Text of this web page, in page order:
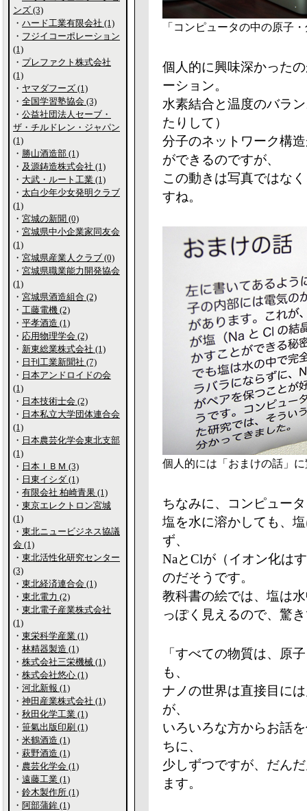
「コンピュータの中の原子
個人的に興味深かった
ーション。
水素結合と温度のバラ
たりして）
分子のネットワーク構
ができるのですが、
この動きは写真ではな
すね。
個人的には「おまけの話」
ちなみに、コンピュー
塩を水に溶かしても、
ず、
NaとClが（イオン化は
のだそうです。
教科書の絵では、塩は
っぽく見えるので、驚
「すべての物質は、原
も、
ナノの世界は直接目に
が、
いろいろな方からお話
ちに、
少しずつですが、だん
ます。
ンズ (3)
・ ハード工業有限会社 (1)
・ フジイコーポレーション
(1)
・ プレファクト株式会社
(1)
・ ヤマダフーズ (1)
・ 全国学習塾協会 (3)
・ 公益社団法人セーブ・
ザ・チルドレン・ジャパン
(1)
・ 勝山酒造部 (1)
・ 及源鋳造株式会社 (1)
・ 大武・ルート工業 (1)
・ 太白少年少女発明クラブ
(1)
・ 宮城の新聞 (0)
・ 宮城県中小企業家同友会
(1)
・ 宮城県産業人クラブ (0)
・ 宮城県職業能力開発協会
(1)
・ 宮城県酒造組合 (2)
・ 工藤電機 (2)
・ 平孝酒造 (1)
・ 応用物理学会 (2)
・ 新東総業株式会社 (1)
・ 日刊工業新聞社 (7)
・ 日本アンドロイドの会
(1)
・ 日本技術士会 (2)
・ 日本私立大学団体連合会
(1)
・ 日本農芸化学会東北支部
(1)
・ 日本ＩＢＭ (3)
・ 日東イシダ (1)
・ 有限会社 柏崎青果 (1)
・ 東京エレクトロン宮城
(1)
・ 東北ニュービジネス協議
会 (1)
・ 東北活性化研究センター
(3)
・ 東北経済連合会 (1)
・ 東北電力 (2)
・ 東北電子産業株式会社
(1)
・ 東栄科学産業 (1)
・ 林精器製造 (1)
・ 株式会社三栄機械 (1)
・ 株式会社悠心 (1)
・ 河北新報 (1)
・ 神田産業株式会社 (1)
・ 秋田化学工業 (1)
・ 笹氣出版印刷 (1)
・ 米鶴酒造 (1)
・ 萩野酒造 (1)
・ 農芸化学会 (1)
・ 遠藤工業 (1)
・ 鈴木製作所 (1)
・ 阿部蒲鉾 (1)